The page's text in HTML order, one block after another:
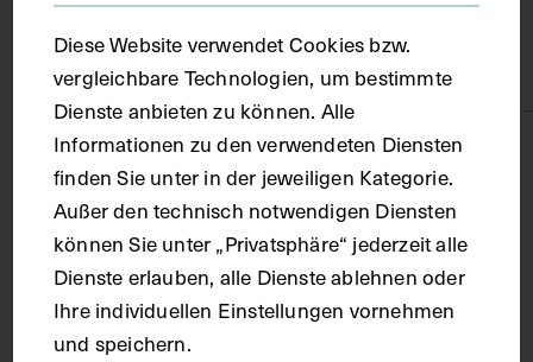
Karton
Technik
Fotografie
Maße
Diese Website verwendet Cookies bzw.
vergleichbare Technologien, um bestimmte
Dienste anbieten zu können. Alle
Informationen zu den verwendeten Diensten
finden Sie unter in der jeweiligen Kategorie.
Außer den technisch notwendigen Diensten
können Sie unter „Privatsphäre“ jederzeit alle
Dienste erlauben, alle Dienste ablehnen oder
Ihre individuellen Einstellungen vornehmen
und speichern.